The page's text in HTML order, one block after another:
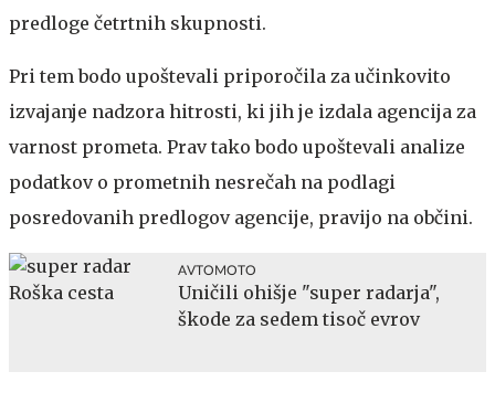
predloge četrtnih skupnosti.
Pri tem bodo upoštevali priporočila za učinkovito
izvajanje nadzora hitrosti, ki jih je izdala agencija za
varnost prometa. Prav tako bodo upoštevali analize
podatkov o prometnih nesrečah na podlagi
posredovanih predlogov agencije, pravijo na občini.
AVTOMOTO
Uničili ohišje "super radarja",
škode za sedem tisoč evrov